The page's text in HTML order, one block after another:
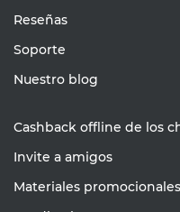
Reseñas
Soporte
Nuestro blog
Cashback offline de los
Invite a amigos
Materiales promocionales